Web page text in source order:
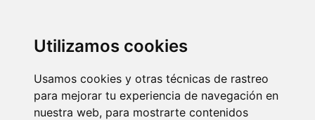
Utilizamos cookies
Usamos cookies y otras técnicas de rastreo
para mejorar tu experiencia de navegación en
nuestra web, para mostrarte contenidos